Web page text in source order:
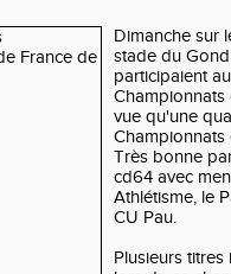
Dimanche sur
stade du
participaient
Championnats
vue qu'une
Championnats
Très bonne
cd64 avec
Athlétisme, le
CU Pau.
Plusieurs